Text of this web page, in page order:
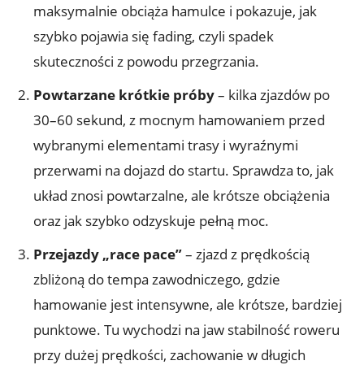
maksymalnie obciąża hamulce i pokazuje, jak
szybko pojawia się fading, czyli spadek
skuteczności z powodu przegrzania.
Powtarzane krótkie próby– kilka zjazdów po
30–60 sekund, z mocnym hamowaniem przed
wybranymi elementami trasy i wyraźnymi
przerwami na dojazd do startu. Sprawdza to, jak
układ znosi powtarzalne, ale krótsze obciążenia
oraz jak szybko odzyskuje pełną moc.
Przejazdy „race pace”– zjazd z prędkością
zbliżoną do tempa zawodniczego, gdzie
hamowanie jest intensywne, ale krótsze, bardziej
punktowe. Tu wychodzi na jaw stabilność roweru
przy dużej prędkości, zachowanie w długich